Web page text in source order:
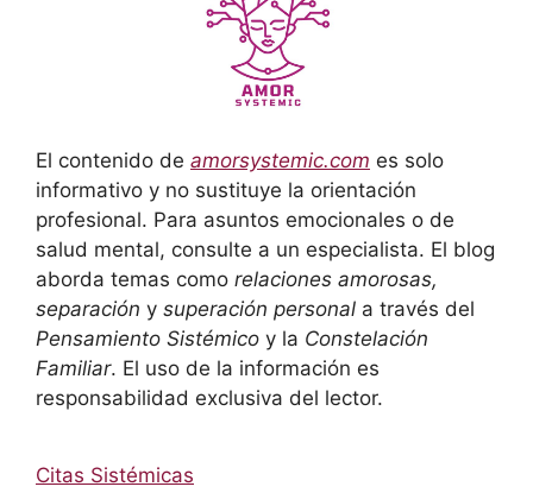
El contenido de amorsystemic.com es solo
informativo y no sustituye la orientación
profesional. Para asuntos emocionales o de
salud mental, consulte a un especialista. El blog
aborda temas como relaciones amorosas,
separación y superación personal a través del
Pensamiento Sistémico y la Constelación
Familiar. El uso de la información es
responsabilidad exclusiva del lector.
Citas Sistémicas